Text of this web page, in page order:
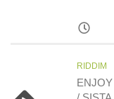
RIDDIM